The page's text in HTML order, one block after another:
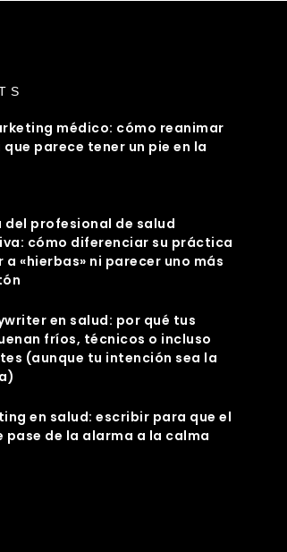
médico: cómo reanimar
parece tener un pie en la
del profesional de salud
cómo diferenciar su práctica
a «hierbas» ni parecer uno más
en salud: por qué tus
fríos, técnicos o incluso
(aunque tu intención sea la
en salud: escribir para que el
pase de la alarma a la calma